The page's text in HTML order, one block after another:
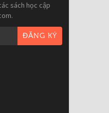
sách học cập
ĐĂNG KÝ